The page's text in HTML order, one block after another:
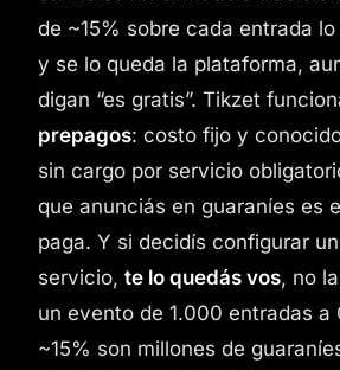
de ~15% sobre cada entrada
y se lo queda la plataforma,
digan “es gratis”. Tikzet
prepagos: costo fijo y
sin cargo por servicio
que anunciás en guaraníes es
paga. Y si decidís configurar
servicio, te lo quedás vos, no
un evento de 1.000 entradas
~15% son millones de